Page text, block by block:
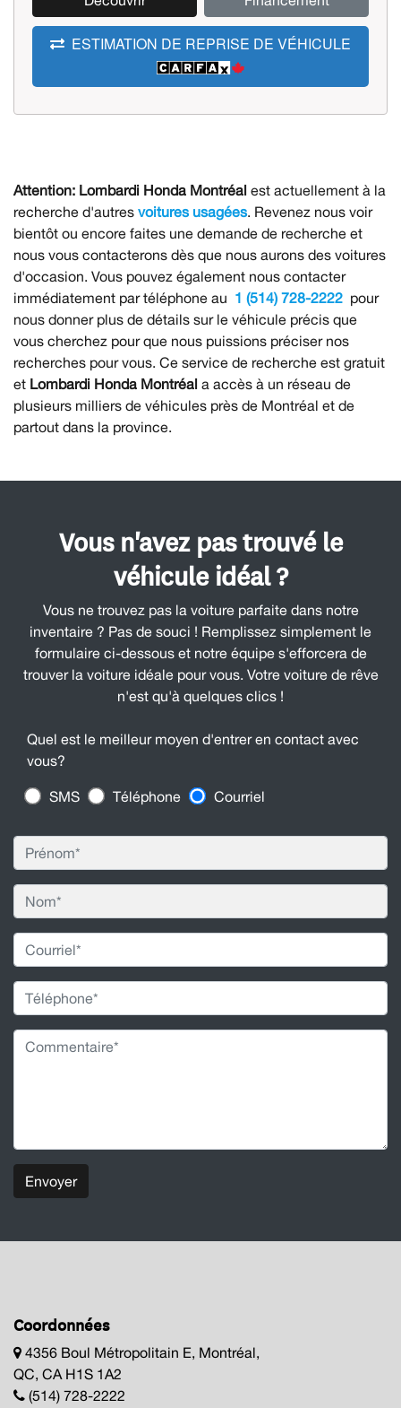
ESTIMATION DE REPRISE DE VÉHICULE
Attention: Lombardi Honda Montréal est actuellement à la
recherche d'autres voitures usagées. Revenez nous voir
bientôt ou encore faites une demande de recherche et
nous vous contacterons dès que nous aurons des voitures
d'occasion. Vous pouvez également nous contacter
immédiatement par téléphone au 1 (514) 728-2222 pour
nous donner plus de détails sur le véhicule précis que
vous cherchez pour que nous puissions préciser nos
recherches pour vous. Ce service de recherche est gratuit
et Lombardi Honda Montréal a accès à un réseau de
plusieurs milliers de véhicules près de Montréal et de
partout dans la province.
Vous n'avez pas trouvé le
véhicule idéal ?
Vous ne trouvez pas la voiture parfaite dans notre
inventaire ? Pas de souci ! Remplissez simplement le
formulaire ci-dessous et notre équipe s'efforcera de
trouver la voiture idéale pour vous. Votre voiture de rêve
n'est qu'à quelques clics !
Quel est le meilleur moyen d'entrer en contact avec
vous?
SMS Téléphone Courriel
Envoyer
Coordonnées
4356 Boul Métropolitain E, Montréal,
QC, CA H1S 1A2
(514) 728-2222